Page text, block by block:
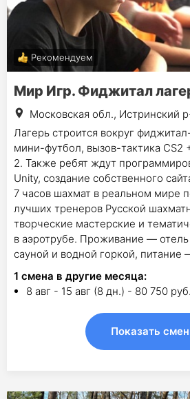
Рекомендуем
Мир Игр. Фиджитал
Московская обл., Истринский
Лагерь строится вокруг
мини-футбол, вызов-тактика CS2
2. Также ребят ждут
Unity, создание собственного
7 часов шахмат в реальном мире
лучших тренеров Русской
творческие мастерские и
в аэротрубе. Проживание —
сауной и водной горкой, питание
1 смена в другие месяца:
8 авг - 15 авг (8 дн.) - 80 750 руб.
Показать